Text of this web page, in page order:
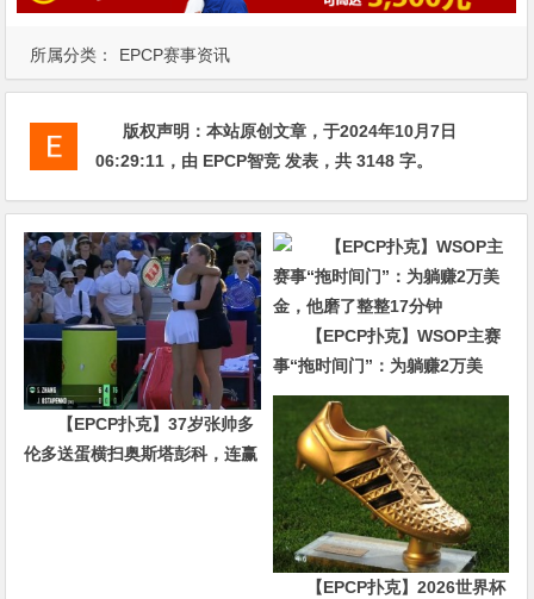
所属分类： EPCP赛事资讯
版权声明：本站原创文章，于2024年10月7日
06:29:11 ，由 EPCP智竞 发表，共 3148 字。
【EPCP扑克】37岁张帅多
伦多送蛋横扫奥斯塔彭科，连赢
【EPCP扑克】WSOP主赛
事“拖时间门”：为躺赚2万美
金，他磨了整整17分钟
【EPCP扑克】2026世界杯